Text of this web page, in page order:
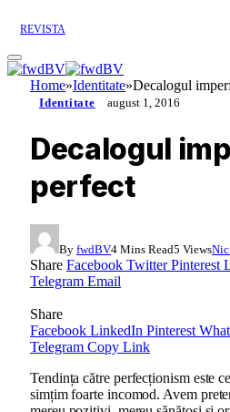
REVISTA
Home»Identitate»Decalogul
Identitate august 1, 2016
Decalogul
perfect
By fwdBV4 Mins Read5 Views
Share Facebook Twitter Pinterest
Telegram Email
Share
Facebook LinkedIn Pinterest
Telegram Copy Link
Tendința către perfecționism este
simțim foarte incomod. Avem